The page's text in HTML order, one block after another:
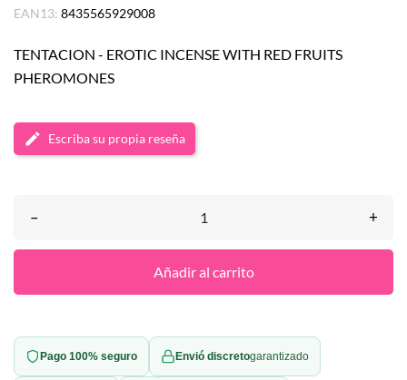
EAN13: 8435565929008
TENTACION - EROTIC INCENSE WITH RED FRUITS
PHEROMONES
Escriba su propia reseña
– +
Añadir al carrito
Pago 100% seguro Envió discretogarantizado